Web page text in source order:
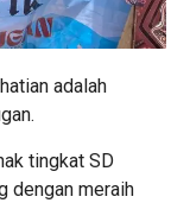
adalah
tingkat SD
dengan meraih